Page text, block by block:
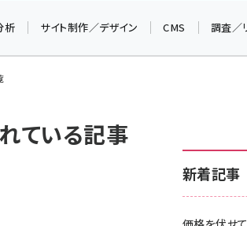
析 サイト制作／デザイン CMS 調査／
ている記事
新着記事